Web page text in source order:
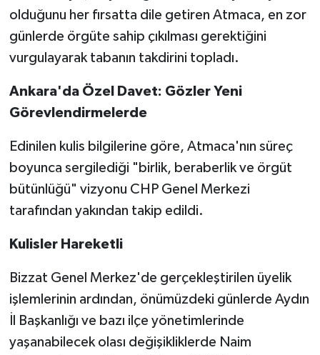
olduğunu her fırsatta dile getiren Atmaca, en zor
günlerde örgüte sahip çıkılması gerektiğini
vurgulayarak tabanın takdirini topladı.
Ankara'da Özel Davet: Gözler Yeni
Görevlendirmelerde
Edinilen kulis bilgilerine göre, Atmaca'nın süreç
boyunca sergilediği "birlik, beraberlik ve örgüt
bütünlüğü" vizyonu CHP Genel Merkezi
tarafından yakından takip edildi.
Kulisler Hareketli
Bizzat Genel Merkez'de gerçekleştirilen üyelik
işlemlerinin ardından, önümüzdeki günlerde Aydın
İl Başkanlığı ve bazı ilçe yönetimlerinde
yaşanabilecek olası değişikliklerde Naim